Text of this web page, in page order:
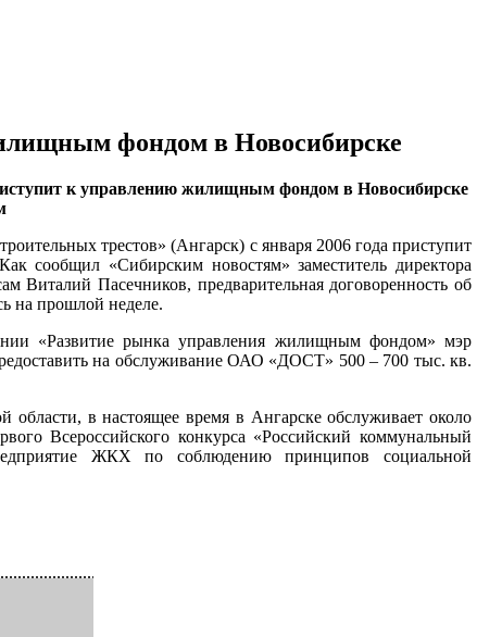
фондом в Новосибирске
к управлению жилищным фондом в Новосибирске
трестов» (Ангарск) с января 2006 года приступит
«Сибирским новостям» заместитель директора
Пасечников, предварительная договоренность об
на прошлой неделе.
«Развитие рынка управления жилищным фондом» мэр
на обслуживание ОАО «ДОСТ» 500 – 700 тыс. кв.
в настоящее время в Ангарске обслуживает около
Всероссийского конкурса «Российский коммунальный
ЖКХ по соблюдению принципов социальной